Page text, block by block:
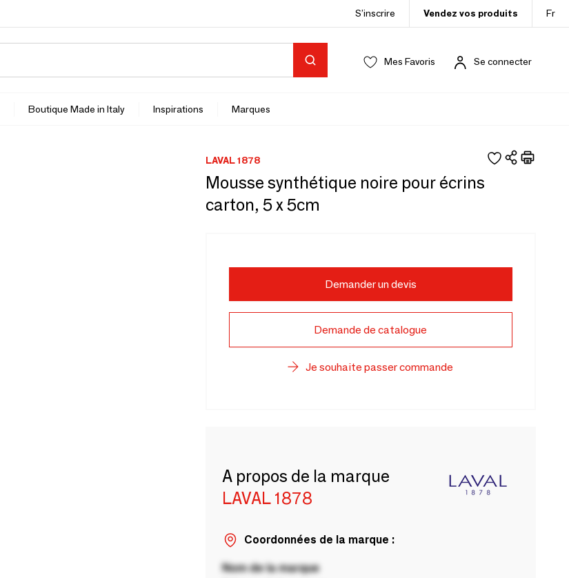
S’inscrire Vendez vos produits Fr
Mes Favoris Se connecter
Boutique Made in Italy Inspirations Marques
LAVAL 1878
Mousse synthétique noire pour écrins
carton, 5 x 5cm
Demander un devis
Demande de catalogue
Je souhaite passer commande
A propos de la marque
LAVAL 1878
Coordonnées de la marque :
Nom de la marque